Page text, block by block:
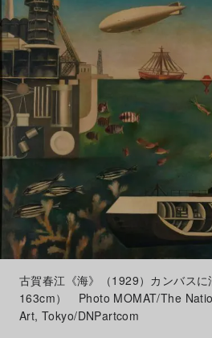
古賀春江《海》（1929）カンバス
163cm） Photo MOMAT/The
Art, Tokyo/DNPartcom